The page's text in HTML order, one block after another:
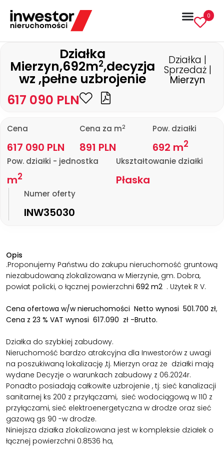
0
Działka
Mierzyn,692m2,decyzja
wz ,pełne uzbrojenie
Działka |
Sprzedaż |
Mierzyn
617 090 PLN
Cena
617 090 PLN
Cena za m2
891 PLN
Pow. działki
692 m2
Pow. działki - jednostka
m2
Ukształtowanie działki
Płaska
Numer oferty
INW35030
Opis
.Proponujemy Państwu do zakupu nieruchomość gruntową
niezabudowaną zlokalizowana w Mierzynie, gm. Dobra,
powiat policki, o łącznej powierzchni 692 m2 . Użytek R V.
Cena ofertowa w/w nieruchomości Netto wynosi 501.700 zł,
Cena z 23 % VAT wynosi 617.090 zł -Brutto.
Działka do szybkiej zabudowy.
Nieruchomość bardzo atrakcyjna dla Inwestorów z uwagi
na poszukiwaną lokalizację ,tj. Mierzyn oraz że działki mają
wydane Decyzje o warunkach zabudowy z 06.2024r.
Ponadto posiadają całkowite uzbrojenie , tj: sieć kanalizacji
sanitarnej ks 200 z przyłączami, sieć wodociągową w 110 z
przyłączami, sieć elektroenergetyczna w drodze oraz sieć
gazową gs 90 -w drodze.
Niniejsza działka zlokalizowana jest w kompleksie działek o
łącznej powierzchni 0.8536 ha,